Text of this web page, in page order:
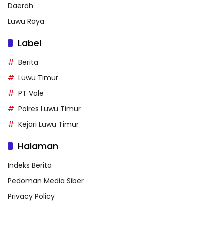
Daerah
Luwu Raya
Label
Berita
Luwu Timur
PT Vale
Polres Luwu Timur
Kejari Luwu Timur
Halaman
Indeks Berita
Pedoman Media Siber
Privacy Policy